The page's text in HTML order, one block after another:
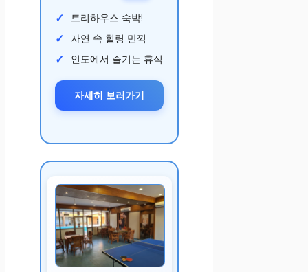
트리하우스 숙박!
자연 속 힐링 만끽
인도에서 즐기는 휴식
자세히 보러가기